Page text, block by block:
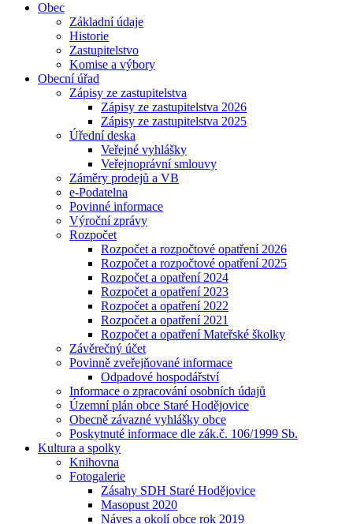
Obec
Základní údaje
Historie
Zastupitelstvo
Komise a výbory
Obecní úřad
Zápisy ze zastupitelstva
Zápisy ze zastupitelstva 2026
Zápisy ze zastupitelstva 2025
Úřední deska
Veřejné vyhlášky
Veřejnoprávní smlouvy
Záměry prodejů a VB
e-Podatelna
Povinné informace
Výroční zprávy
Rozpočet
Rozpočet a rozpočtové opatření 2026
Rozpočet a rozpočtové opatření 2025
Rozpočet a opatření 2024
Rozpočet a opatření 2023
Rozpočet a opatření 2022
Rozpočet a opatření 2021
Rozpočet a opatření Mateřské školky
Závěrečný účet
Povinně zveřejňované informace
Odpadové hospodářství
Informace o zpracování osobních údajů
Územní plán obce Staré Hodějovice
Obecně závazné vyhlášky obce
Poskytnuté informace dle zák.č. 106/1999 Sb.
Kultura a spolky
Knihovna
Fotogalerie
Zásahy SDH Staré Hodějovice
Masopust 2020
Náves a okolí obce rok 2019